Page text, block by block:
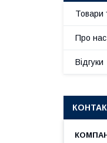
Товари
Про нас
Відгуки